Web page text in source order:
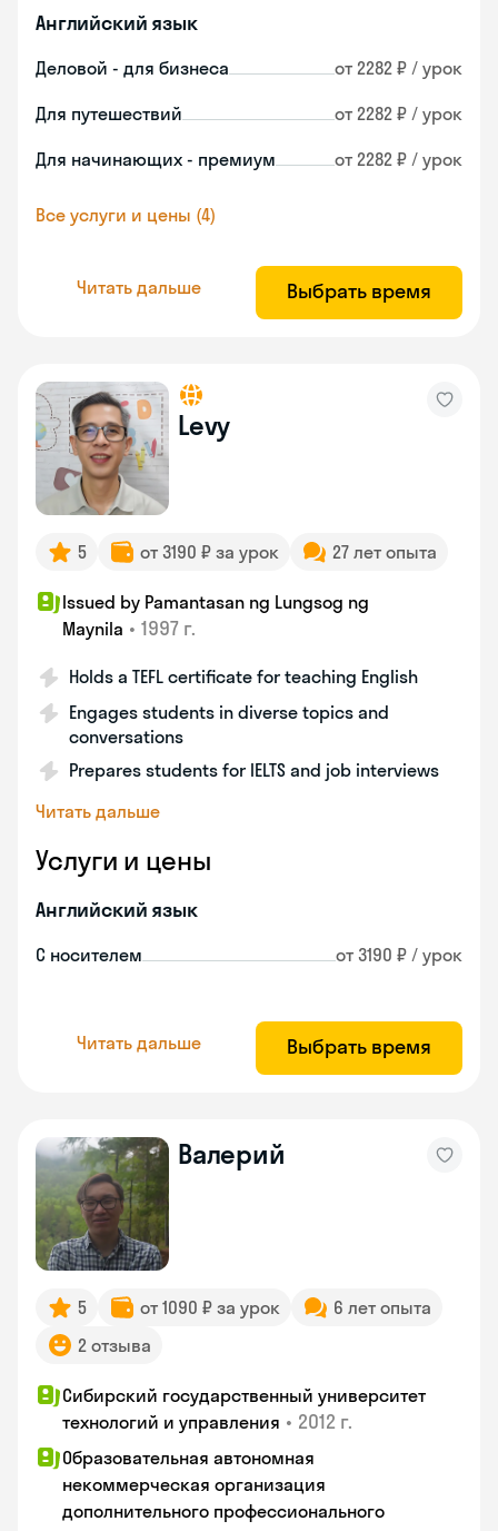
Английский язык
Деловой - для бизнеса от 2282 ₽ / урок
Для путешествий от 2282 ₽ / урок
Для начинающих - премиум от 2282 ₽ / урок
Все услуги и цены (4)
Читать дальше Выбрать время
Levy
5 от 3190 ₽ за урок 27 лет опыта
Issued by Pamantasan ng Lungsog ng
Maynila • 1997 г.
Holds a TEFL certificate for teaching English
Engages students in diverse topics and
conversations
Prepares students for IELTS and job interviews
Читать дальше
Услуги и цены
Английский язык
С носителем от 3190 ₽ / урок
Читать дальше Выбрать время
Валерий
5 от 1090 ₽ за урок
6 лет опыта
2 отзыва
Сибирский государственный университет
технологий и управления • 2012 г.
Образовательная автономная
некоммерческая организация
дополнительного профессионального